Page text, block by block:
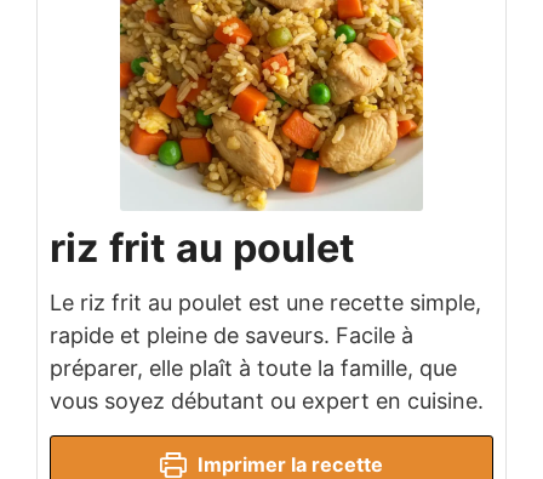
riz frit au poulet
Le riz frit au poulet est une recette simple,
rapide et pleine de saveurs. Facile à
préparer, elle plaît à toute la famille, que
vous soyez débutant ou expert en cuisine.
Imprimer la recette